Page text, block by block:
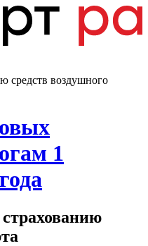
средств воздушного
1